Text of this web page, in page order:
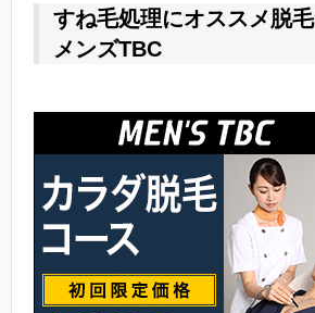
すね毛処理にオススメ脱毛
メンズTBC